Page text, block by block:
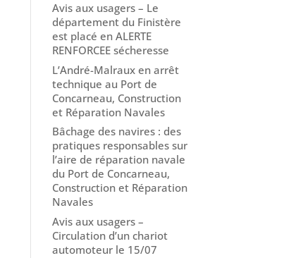
Avis aux usagers – Le
département du Finistère
est placé en ALERTE
RENFORCEE sécheresse
L’André-Malraux en arrêt
technique au Port de
Concarneau, Construction
et Réparation Navales
Bâchage des navires : des
pratiques responsables sur
l’aire de réparation navale
du Port de Concarneau,
Construction et Réparation
Navales
Avis aux usagers –
Circulation d’un chariot
automoteur le 15/07